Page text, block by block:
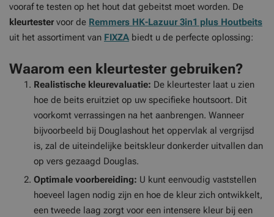
vooraf te testen op het hout dat gebeitst moet worden. De
kleurtester voor de Remmers HK-Lazuur 3in1 plus Houtbeits
uit het assortiment van FIXZA biedt u de perfecte oplossing:
Waarom een kleurtester gebruiken?
Realistische kleurevaluatie: De kleurtester laat u zien
hoe de beits eruitziet op uw specifieke houtsoort. Dit
voorkomt verrassingen na het aanbrengen. Wanneer
bijvoorbeeld bij Douglashout het oppervlak al vergrijsd
is, zal de uiteindelijke beitskleur donkerder uitvallen dan
op vers gezaagd Douglas.
Optimale voorbereiding: U kunt eenvoudig vaststellen
hoeveel lagen nodig zijn en hoe de kleur zich ontwikkelt,
een tweede laag zorgt voor een intensere kleur bij een